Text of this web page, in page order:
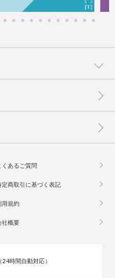
くあるご質問
定商取引に基づく表記
用規約
社概要
（24時間自動対応）